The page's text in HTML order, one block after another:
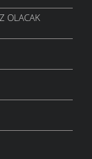
OLACAK